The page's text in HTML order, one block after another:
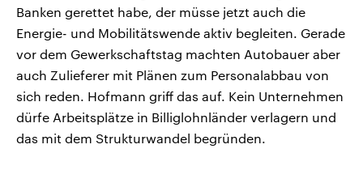
Banken gerettet habe, der müsse jetzt auch die
Energie- und Mobilitätswende aktiv begleiten. Gerade
vor dem Gewerkschaftstag machten Autobauer aber
auch Zulieferer mit Plänen zum Personalabbau von
sich reden. Hofmann griff das auf. Kein Unternehmen
dürfe Arbeitsplätze in Billiglohnländer verlagern und
das mit dem Strukturwandel begründen.